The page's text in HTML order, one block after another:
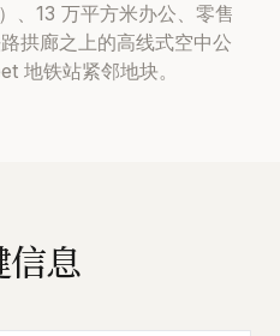
、13 万平方米办公、零售
拱廊之上的高线式空中公
地铁站紧邻地块。
息